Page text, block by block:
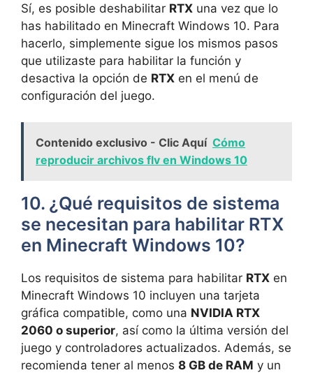
Sí,‌ es​ posible deshabilitar RTX una vez que ​lo
has habilitado⁢ en Minecraft Windows 10. Para
hacerlo, simplemente sigue los mismos pasos
que utilizaste para habilitar la función y‍
desactiva la opción de RTX ‌en el ‍menú de
configuración del juego.
Contenido exclusivo - Clic Aquí Cómo
reproducir archivos flv en Windows 10
10. ¿Qué requisitos de‍ sistema
se necesitan ‌para⁣ habilitar RTX
en⁣ Minecraft Windows 10?
Los requisitos de sistema para habilitar RTX en
Minecraft Windows 10 incluyen una tarjeta
gráfica compatible, como una NVIDIA‌ RTX
2060 o superior, así como la última versión del
juego y⁢ controladores actualizados. Además, se
recomienda tener⁢ al menos ‌ 8 GB de RAM y un